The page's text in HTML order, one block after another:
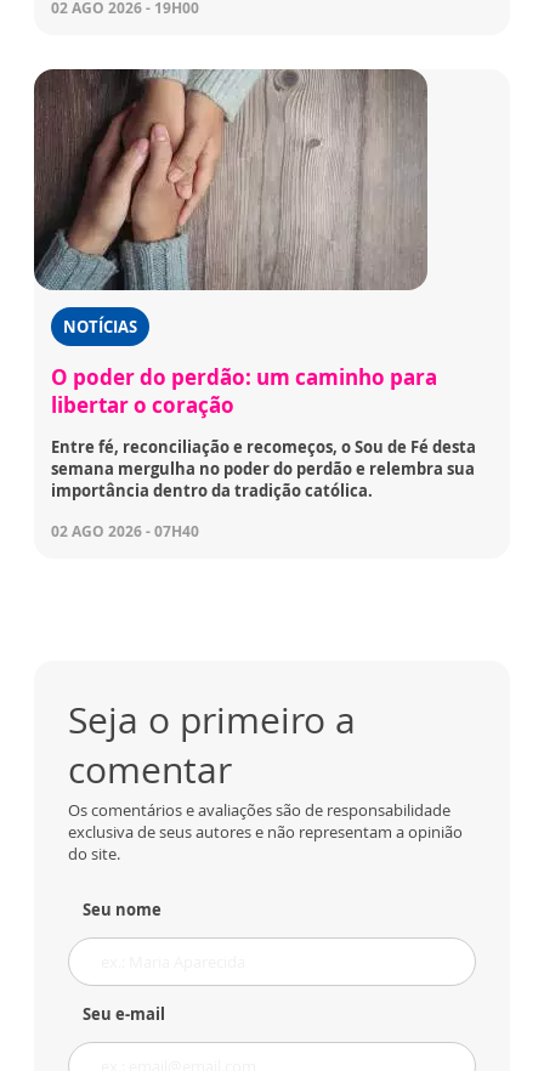
02 AGO 2026 - 19H00
NOTÍCIAS
O poder do perdão: um caminho para
libertar o coração
Entre fé, reconciliação e recomeços, o Sou de Fé desta
semana mergulha no poder do perdão e relembra sua
importância dentro da tradição católica.
02 AGO 2026 - 07H40
Seja o primeiro a
comentar
Os comentários e avaliações são de responsabilidade
exclusiva de seus autores e não representam a opinião
do site.
Seu nome
Seu e-mail